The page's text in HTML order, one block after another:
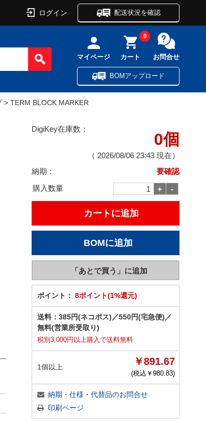
ログイン 配送状況を確認
マイページ カート
0
お問合せ
BOMアップロード
> TERM BLOCK MARKER
DigiKey在庫数：
0個
（ 2026/08/06 23:43 現在）
納期：
要確認
購入数量
ポイント： 8ポイント(1%還元)
送料： 385円(ネコポス) ／550円(宅急便) ／
無料(営業所受取り)
税別3,000円以上購入で送料無料
1個以上 ￥891.67
(税込￥ 980.83)
納期・仕様・代替品のお問合せ
印刷ページ